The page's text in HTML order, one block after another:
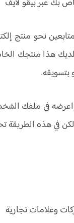
بك عبر بيقو لايف
نحو
هذا منتجك
بتسويقه.
في ملفك
في هذه الطريقة
وعلامات تجارية